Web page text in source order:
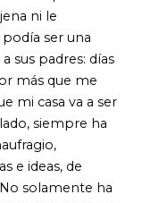
de
musical.
para
piezas de
todos
no